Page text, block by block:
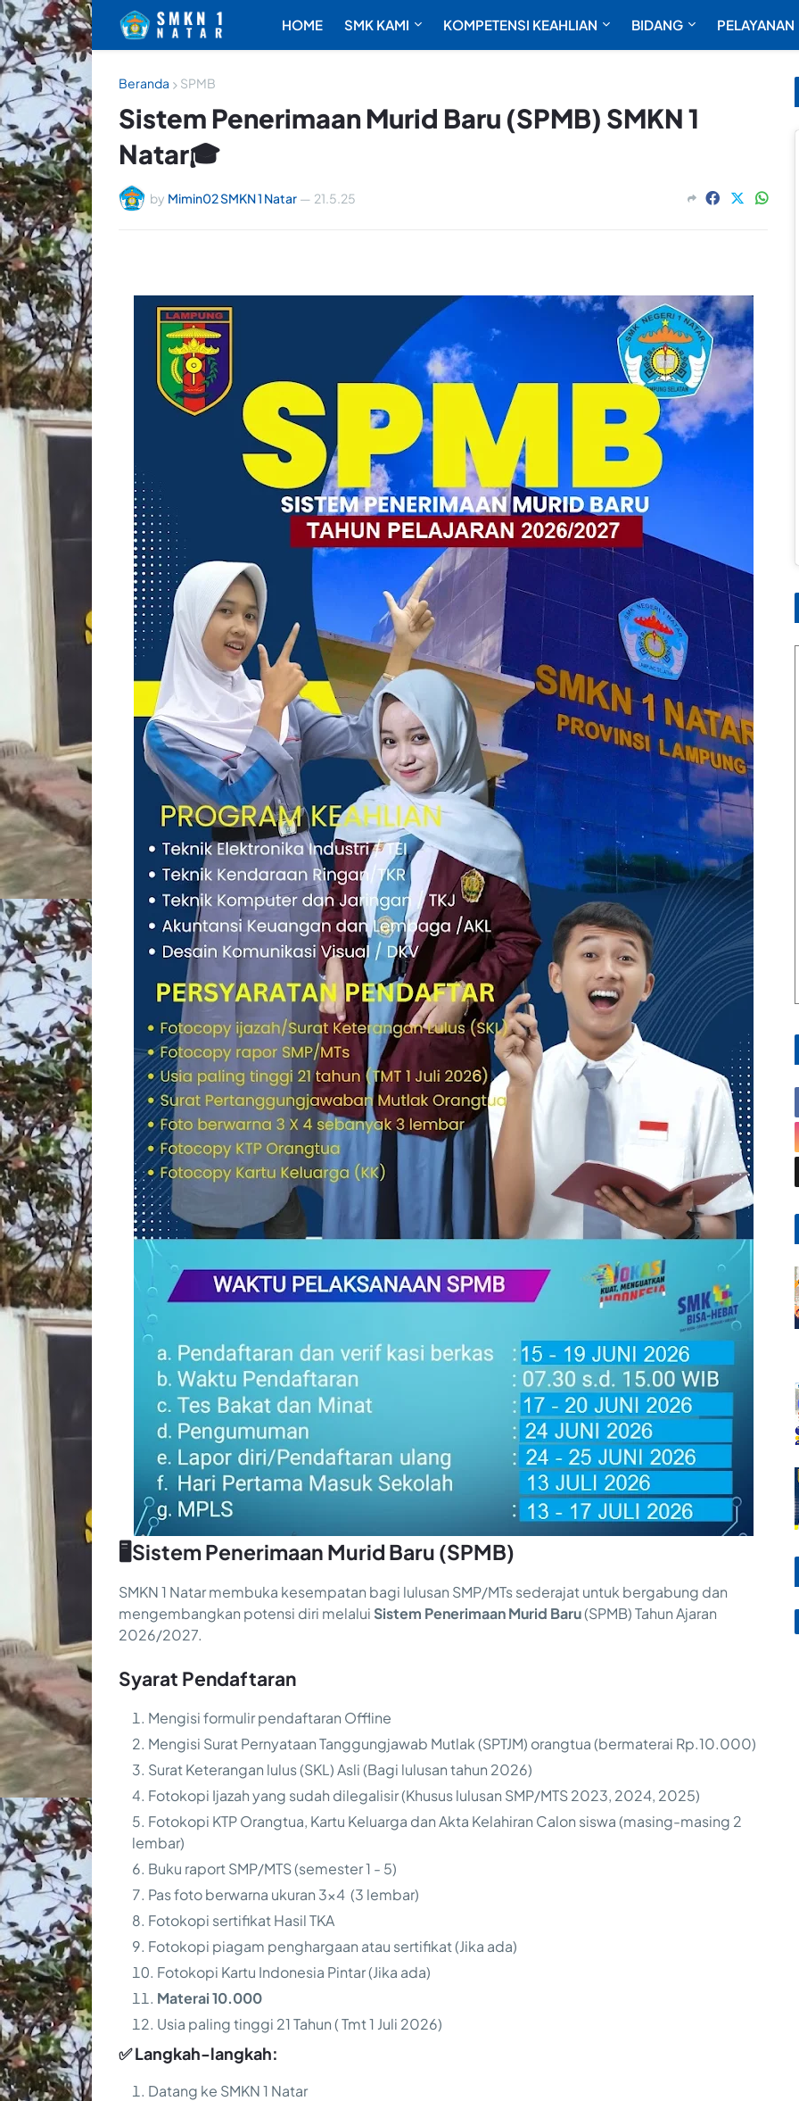
HOME SMK KAMI KOMPETENSI KEAHLIAN BIDANG PELAYANAN
Beranda SPMB
Sistem Penerimaan Murid Baru (SPMB) SMKN 1
Natar🎓
by Mimin02 SMKN 1 Natar — 21.5.25
🖥️Sistem Penerimaan Murid Baru (SPMB)
SMKN 1 Natar membuka kesempatan bagi lulusan SMP/MTs sederajat untuk bergabung dan
mengembangkan potensi diri melalui Sistem Penerimaan Murid Baru(SPMB) Tahun Ajaran
2026/2027.
Syarat Pendaftaran
Mengisi formulir pendaftaran Offline
Mengisi Surat Pernyataan Tanggungjawab Mutlak (SPTJM) orangtua (bermaterai Rp.10.000)
Surat Keterangan lulus (SKL) Asli (Bagi lulusan tahun 2026)
Fotokopi Ijazah yang sudah dilegalisir (Khusus lulusan SMP/MTS 2023, 2024, 2025)
Fotokopi KTP Orangtua, Kartu Keluarga dan Akta Kelahiran Calon siswa (masing-masing 2
lembar)
Buku raport SMP/MTS (semester 1 - 5)
Pas foto berwarna ukuran 3×4 (3 lembar)
Fotokopi sertifikat Hasil TKA
Fotokopi piagam penghargaan atau sertifikat (Jika ada)
Fotokopi Kartu Indonesia Pintar (Jika ada)
Materai 10.000
Usia paling tinggi 21 Tahun ( Tmt 1 Juli 2026)
✅ Langkah-langkah:
Datang ke SMKN 1 Natar